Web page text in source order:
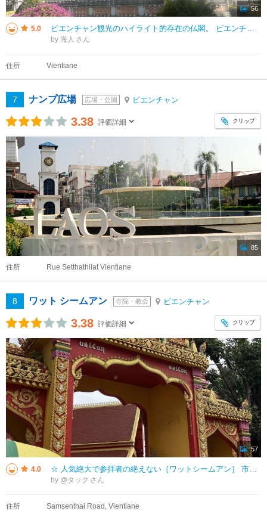
56
5.0 ビエンチャン観光のハイライト的存在の仏閣。 ビエンチャンの街はコンパクトにまとまっており徒歩で観光することが可能。お好みで自転車をレンタルすることもできる。入場料は50,000キップと割高だが仕方ない。
by 海人
住所 Vientiane
7 ナンプ広場 広場・公園 ビエンチャン
3.38 評価詳細 クリップ
85
住所 Rue Setthathilat Vientiane
8 ワット シームアン 寺院・教会 ビエンチャン
3.38 評価詳細 クリップ
57
4.0 ☆ 人気絶大で参拝者の絶えない［ワットシームアン］ 市中はお寺だらけのビエンチャン 特定の宗教を信仰しないので 良いと思えば覗かせてもらいます… 散歩を楽しみつつ訪れた［Wat Simuang］は グルグル ♪
by @タック
住所 Samsenthai Road, Vientiane